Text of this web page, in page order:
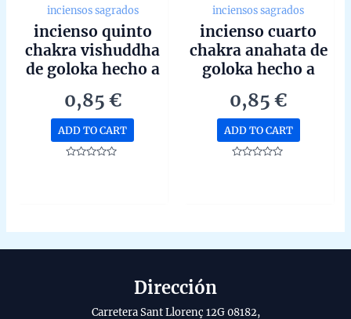
inciensos sagrados
incienso quinto
chakra vishuddha
de goloka hecho a
unidad de 15g
0,85 €
ADD TO CART
inciensos sagrados
incienso cuarto
chakra anahata de
goloka hecho a
unidad de 15g
0,85€
ADD TO CART
Dirección
Carretera Sant Llorenç 12G 08182,